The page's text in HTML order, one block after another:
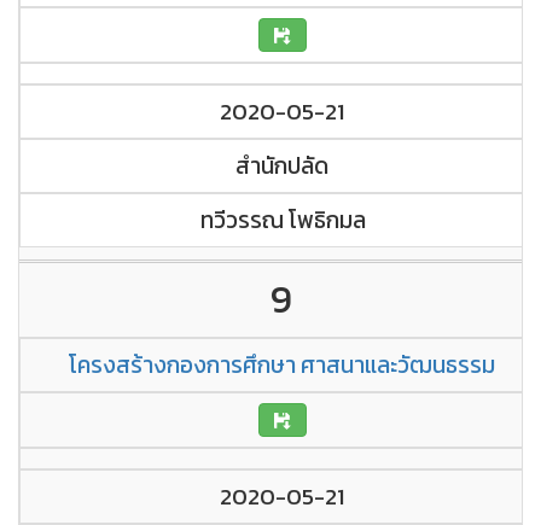
2020-05-21
สำนักปลัด
ทวีวรรณ โพธิกมล
9
โครงสร้างกองการศึกษา ศาสนาและวัฒนธรรม
2020-05-21